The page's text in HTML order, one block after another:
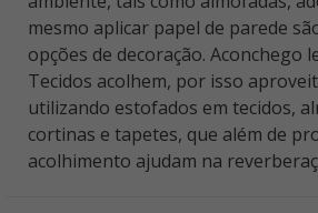
mesmo aplicar papel de parede
opções de decoração. Aconchego
Tecidos acolhem, por isso
utilizando estofados em tecidos,
cortinas e tapetes, que além de
acolhimento ajudam na